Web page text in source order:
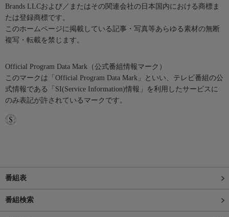
Brands LLCおよび／またはその関連会社の日本国内における商標ま
たは登録商標です。
このホームページに掲載している記事・写真等あらゆる素材の無断
複写・転載を禁じます。
Official Program Data Mark（公式番組情報マーク）
このマークは「Official Program Data Mark」といい、テレビ番組の公
式情報である「SI(Service Information)情報」を利用したサービスに
のみ表記が許されているマークです。
番組表
番組検索